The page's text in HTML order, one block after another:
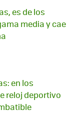
es de los
media y cae
en los
reloj deportivo